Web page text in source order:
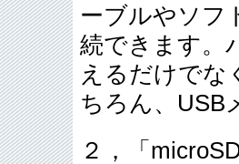
ーブルやソフ
続できます。
えるだけでな
ちろん、USB
２，「